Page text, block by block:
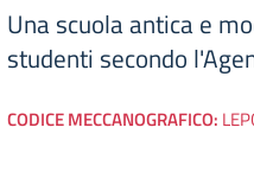
Una scuola antica e
studenti secondo
CODICE MECCANOGRAFICO: